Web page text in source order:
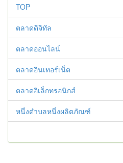
TOP
ตลาดดิจิทัล
ตลาดออนไลน์
ตลาดอินเทอร์เน็ต
ตลาดอิเล็กทรอนิกส์
หนึ่งตำบลหนึ่งผลิตภัณฑ์